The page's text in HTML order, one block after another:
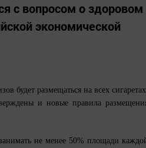
с вопросом о здоровом
экономической
будет размещаться на всех
и новые правила
не менее 50% площади